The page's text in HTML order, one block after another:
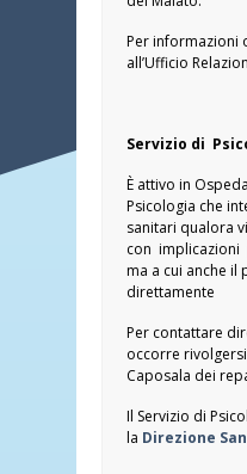
Per informazioni
all’Ufficio
Servizio di
È attivo in
Psicologia che
sanitari qualora
con implicazioni
ma a cui anche il
direttamente
Per contattare
occorre rivolgersi
Caposala dei
Il Servizio di
la Direzione